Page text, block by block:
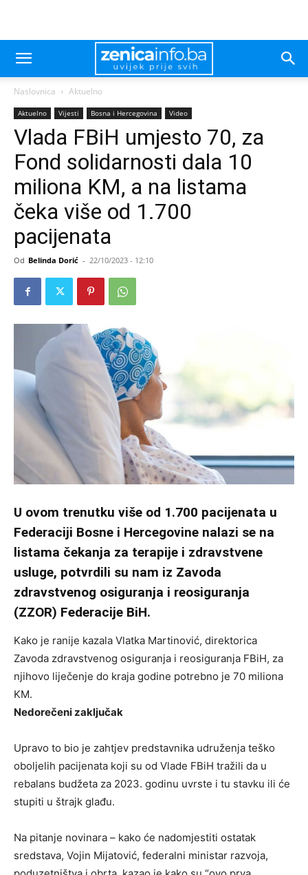
Naslovnica Aktuelno
Aktuelno Vijesti Bosna i Hercegovina Video
Vlada FBiH umjesto 70, za
Fond solidarnosti dala 10
miliona KM, a na listama
čeka više od 1.700
pacijenata
Od Belinda Dorić - 22/10/2023 - 12:10
U ovom trenutku više od 1.700 pacijenata u
Federaciji Bosne i Hercegovine nalazi se na
listama čekanja za terapije i zdravstvene
usluge, potvrdili su nam iz Zavoda
zdravstvenog osiguranja i reosiguranja
(ZZOR) Federacije BiH.
Kako je ranije kazala Vlatka Martinović, direktorica
Zavoda zdravstvenog osiguranja i reosiguranja FBiH, za
njihovo liječenje do kraja godine potrebno je 70 miliona
KM.
Nedorečeni zaključak
Upravo to bio je zahtjev predstavnika udruženja teško
oboljelih pacijenata koji su od Vlade FBiH tražili da u
rebalans budžeta za 2023. godinu uvrste i tu stavku ili će
stupiti u štrajk glađu.
Na pitanje novinara – kako će nadomjestiti ostatak
sredstava, Vojin Mijatović, federalni ministar razvoja,